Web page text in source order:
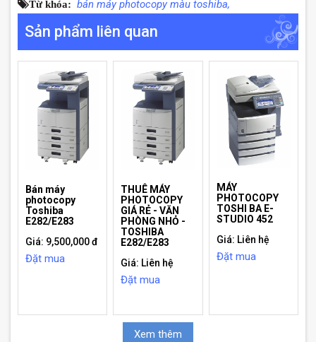
Từ khóa: bán máy photocopy màu toshiba,
Sản phẩm liên quan
Bán máy
photocopy
Toshiba
E282/E283
Giá: 9,500,000 đ
Đặt mua
THUÊ MÁY
PHOTOCOPY
GIÁ RẺ - VĂN
PHÒNG NHỎ -
TOSHIBA
E282/E283
Giá: Liên hệ
Đặt mua
MÁY
PHOTOCOPY
TOSHI BA E-
STUDIO 452
Giá: Liên hệ
Đặt mua
Xem thêm